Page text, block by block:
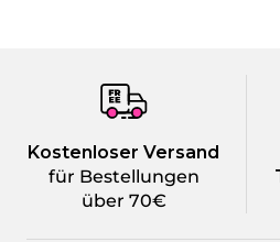
Kostenloser Versand
für Bestellungen
über 70€